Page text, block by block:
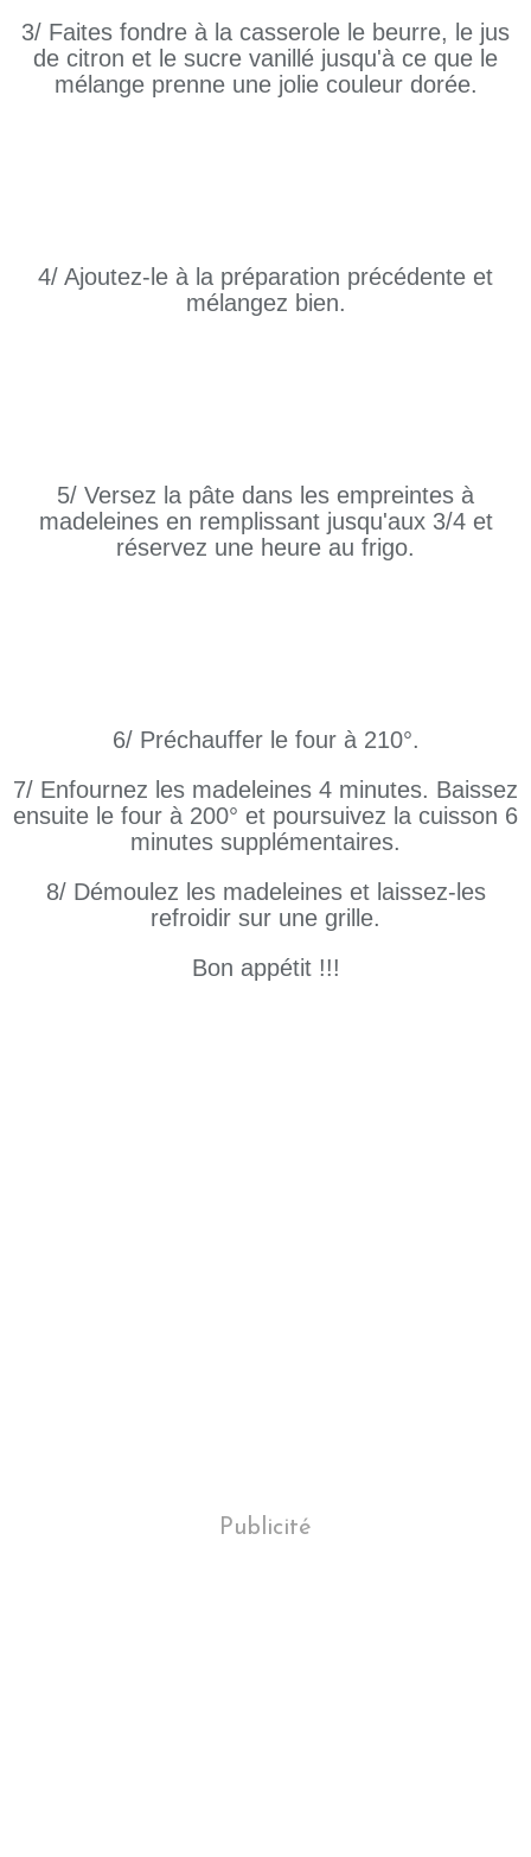
3/ Faites fondre à la casserole le beurre, le jus
de citron et le sucre vanillé jusqu'à ce que le
mélange prenne une jolie couleur dorée.
4/ Ajoutez-le à la préparation précédente et
mélangez bien.
5/ Versez la pâte dans les empreintes à
madeleines en remplissant jusqu'aux 3/4 et
réservez une heure au frigo.
6/ Préchauffer le four à 210°.
7/ Enfournez les madeleines 4 minutes. Baissez
ensuite le four à 200° et poursuivez la cuisson 6
minutes supplémentaires.
8/ Démoulez les madeleines et laissez-les
refroidir sur une grille.
Bon appétit !!!
Publicité